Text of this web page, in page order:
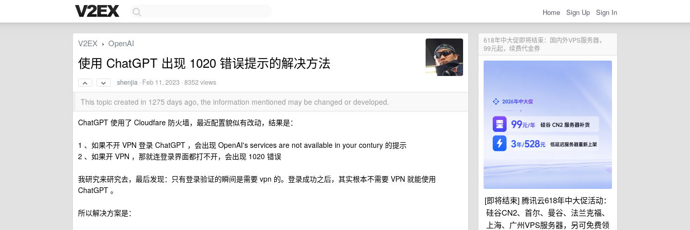
Home Sign Up Sign In
618年中大促即将结束：国内外VPS服务器，
99元起，续费代金券
[即将结束] 腾讯云618年中大促活动：
硅谷CN2、首尔、曼谷、法兰克福、
上海、广州VPS服务器，另可免费领
V2EX › OpenAI
使用 ChatGPT 出现 1020 错误提示的解决方法
shenjia · Feb 11, 2023 · 8352 views
This topic created in 1275 days ago, the information mentioned may be changed or developed.
ChatGPT 使用了 Cloudfare 防火墙，最近配置貌似有改动，结果是：
1 、如果不开 VPN 登录 ChatGPT ，会出现 OpenAI's services are not available in your contury 的提示
2 、如果开 VPN ，那就连登录界面都打不开，会出现 1020 错误
我研究来研究去，最后发现：只有登录验证的瞬间是需要 vpn 的。登录成功之后，其实根本不需要 VPN 就能使用
ChatGPT 。
所以解决方案是：